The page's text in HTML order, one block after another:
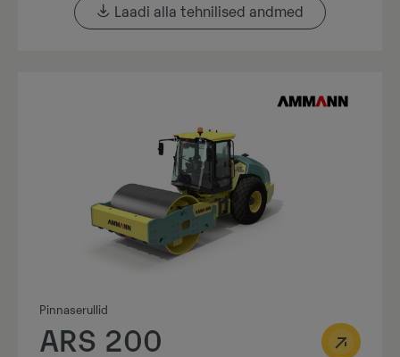
Laadi alla tehnilised andmed
Pinnaserullid
ARS 200